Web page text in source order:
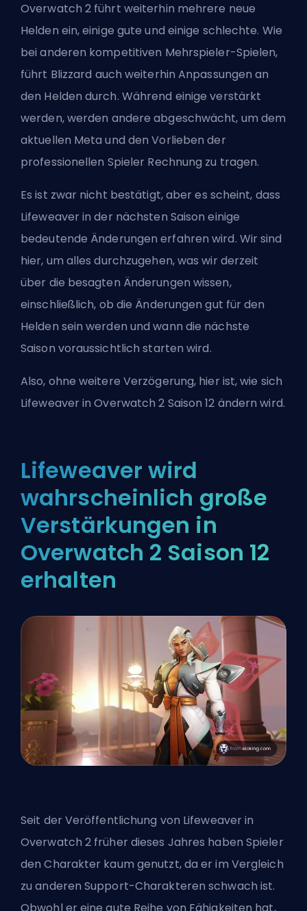
Overwatch 2 führt weiterhin mehrere neue
Helden ein, einige gute und einige schlechte. Wie
bei anderen kompetitiven Mehrspieler-Spielen,
führt Blizzard auch weiterhin Anpassungen an
den Helden durch. Während einige verstärkt
werden, werden andere abgeschwächt, um dem
aktuellen Meta und den Vorlieben der
professionellen Spieler Rechnung zu tragen.
Es ist zwar nicht bestätigt, aber es scheint, dass
Lifeweaver in der nächsten Saison einige
bedeutende Änderungen erfahren wird. Wir sind
hier, um alles durchzugehen, was wir derzeit
über die besagten Änderungen wissen,
einschließlich, ob die Änderungen gut für den
Helden sein werden und wann die nächste
Saison voraussichtlich starten wird.
Also, ohne weitere Verzögerung, hier ist, wie sich
Lifeweaver in Overwatch 2 Saison 12 ändern wird.
Lifeweaver wird
wahrscheinlich große
Verstärkungen in
Overwatch 2 Saison 12
erhalten
Seit der Veröffentlichung von Lifeweaver in
Overwatch 2 früher dieses Jahres haben Spieler
den Charakter kaum genutzt, da er im Vergleich
zu anderen Support-Charakteren schwach ist.